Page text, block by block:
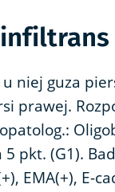
niej guza
prawej.
5 pkt. (G1).
EMA(+), E-